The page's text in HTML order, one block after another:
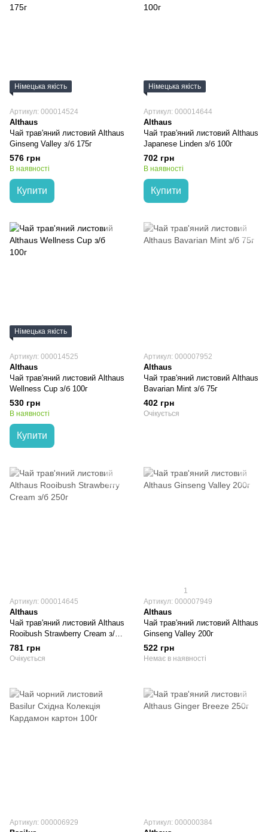
Німецька якість
Артикул: 000014524
Althaus
Чай трав'яний листовий Althaus
Ginseng Valley з/б 175г
576 грн
В наявності
Купити
Німецька якість
Артикул: 000014644
Althaus
Чай трав'яний листовий Althaus
Japanese Linden з/б 100г
702 грн
В наявності
Купити
Німецька якість
Артикул: 000014525
Althaus
Чай трав'яний листовий Althaus
Wellness Cup з/б 100г
530 грн
В наявності
Купити
Артикул: 000007952
Althaus
Чай трав'яний листовий Althaus
Bavarian Mint з/б 75г
402 грн
Очікується
Артикул: 000014645
Althaus
Чай трав'яний листовий Althaus
Rooibush Strawberry Cream з/б
250г
781 грн
Очікується
1
Артикул: 000007949
Althaus
Чай трав'яний листовий Althaus
Ginseng Valley 200г
522 грн
Немає в наявності
Артикул: 000006929 Артикул: 000000384